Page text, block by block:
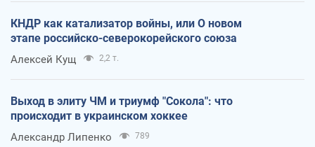
КНДР как катализатор войны, или О новом
этапе российско-северокорейского союза
Алексей Кущ 2,2 т.
Выход в элиту ЧМ и триумф "Сокола": что
происходит в украинском хоккее
Александр Липенко 789